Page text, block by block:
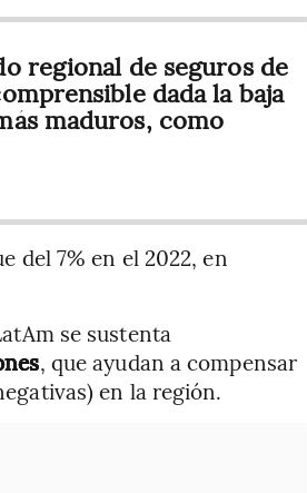
regional de seguros de
dada la baja
maduros, como
del 7% en el 2022, en
se sustenta
, que ayudan a compensar
en la región.